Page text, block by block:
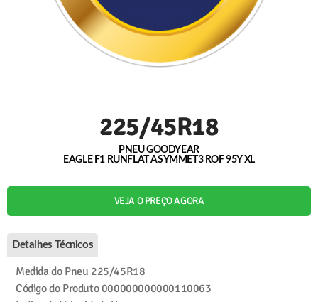
225/45R18
PNEU GOODYEAR
EAGLE F1 RUNFLAT ASYMMET3 ROF 95Y XL
VEJA O PREÇO AGORA
Detalhes Técnicos
Medida do Pneu 225/45R18
Código do Produto000000000000110063